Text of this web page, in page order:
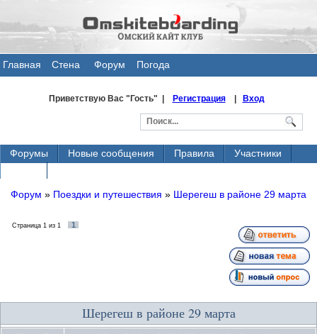
Главная
Стена
Форум Погода
Приветствую Вас"Гость" | Регистрация| Вход
Форумы Новые сообщения Правила
Участники
Форум » Поездки и путешествия » Шерегеш в районе 29 марта
Страница 1 из 1 1
Шерегеш в районе 29 марта